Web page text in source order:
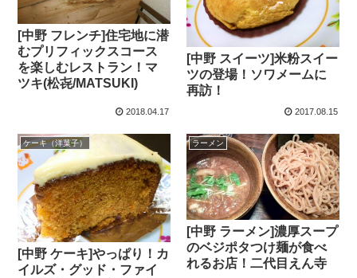
[中野 フレンチ]住宅地に潜
むプリフィックスコース
を楽しむレストラン！マ
ツキ(松㐂/MATSUKI)
2018.04.17
[中野 スイーツ]米粉スイー
ツの登場！ソワメームに
再訪！
2017.08.15
ケーキ（洋菓子）
[中野 ケーキ]やっぱり！カ
イルズ・グッド・ファイ
ラーメン
[中野 ラーメン]濃厚スープ
のベジポタつけ麺が食べ
れるお店！二代目えん寺